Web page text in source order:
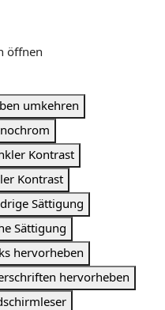
öffnen
umkehren
Kontrast
Kontrast
Sättigung
Sättigung
hervorheben
hervorheben